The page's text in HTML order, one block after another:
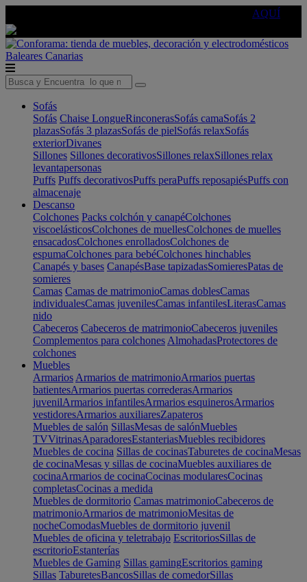
AQUÍ
Baleares Canarias
Sofás
Sofás Chaise LongueRinconerasSofás camaSofás 2
plazasSofás 3 plazasSofás de pielSofás relaxSofás
exteriorDivanes
Sillones Sillones decorativosSillones relaxSillones relax
levantapersonas
Puffs Puffs decorativosPuffs peraPuffs reposapiésPuffs con
almacenaje
Descanso
Colchones Packs colchón y canapéColchones
viscoelásticosColchones de muellesColchones de muelles
ensacadosColchones enrolladosColchones de
espumaColchones para bebéColchones hinchables
Canapés y bases CanapésBase tapizadasSomieresPatas de
somieres
Camas Camas de matrimonioCamas doblesCamas
individualesCamas juvenilesCamas infantilesLiterasCamas
nido
Cabeceros Cabeceros de matrimonioCabeceros juveniles
Complementos para colchones AlmohadasProtectores de
colchones
Muebles
Armarios Armarios de matrimonioArmarios puertas
batientesArmarios puertas correderasArmarios
juvenilArmarios infantilesArmarios esquinerosArmarios
vestidoresArmarios auxiliaresZapateros
Muebles de salón SillasMesas de salónMuebles
TVVitrinasAparadoresEstanteriasMuebles recibidores
Muebles de cocina Sillas de cocinasTaburetes de cocinaMesas
de cocinaMesas y sillas de cocinaMuebles auxiliares de
cocinaArmarios de cocinaCocinas modularesCocinas
completasCocinas a medida
Muebles de dormitorio Camas matrimonioCabeceros de
matrimonioArmarios de matrimonioMesitas de
nocheComodasMuebles de dormitorio juvenil
Muebles de oficina y teletrabajo EscritoriosSillas de
escritorioEstanterías
Muebles de Gaming Sillas gamingEscritorios gaming
Sillas TaburetesBancosSillas de comedorSillas